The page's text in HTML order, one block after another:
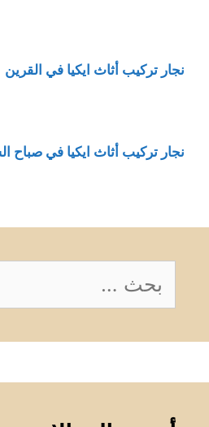
نجار تركيب أثاث ايكيا في القرين
نجار تركيب أثاث ايكيا في صباح
البحث
عن: